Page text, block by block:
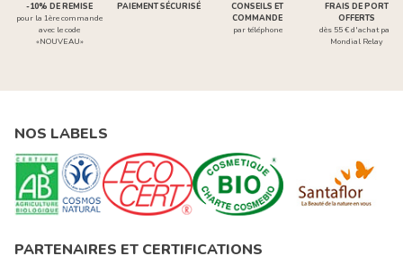
-10% DE REMISE
pour la 1ère commande
avec le code
«NOUVEAU»
PAIEMENT SÉCURISÉ
CONSEILS ET
COMMANDE
par téléphone
FRAIS DE PORT
OFFERTS
dès 55 € d'achat par
Mondial Relay
NOS LABELS
PARTENAIRES ET CERTIFICATIONS